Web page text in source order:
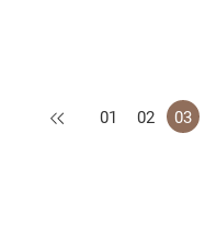
上一页
01 02 03